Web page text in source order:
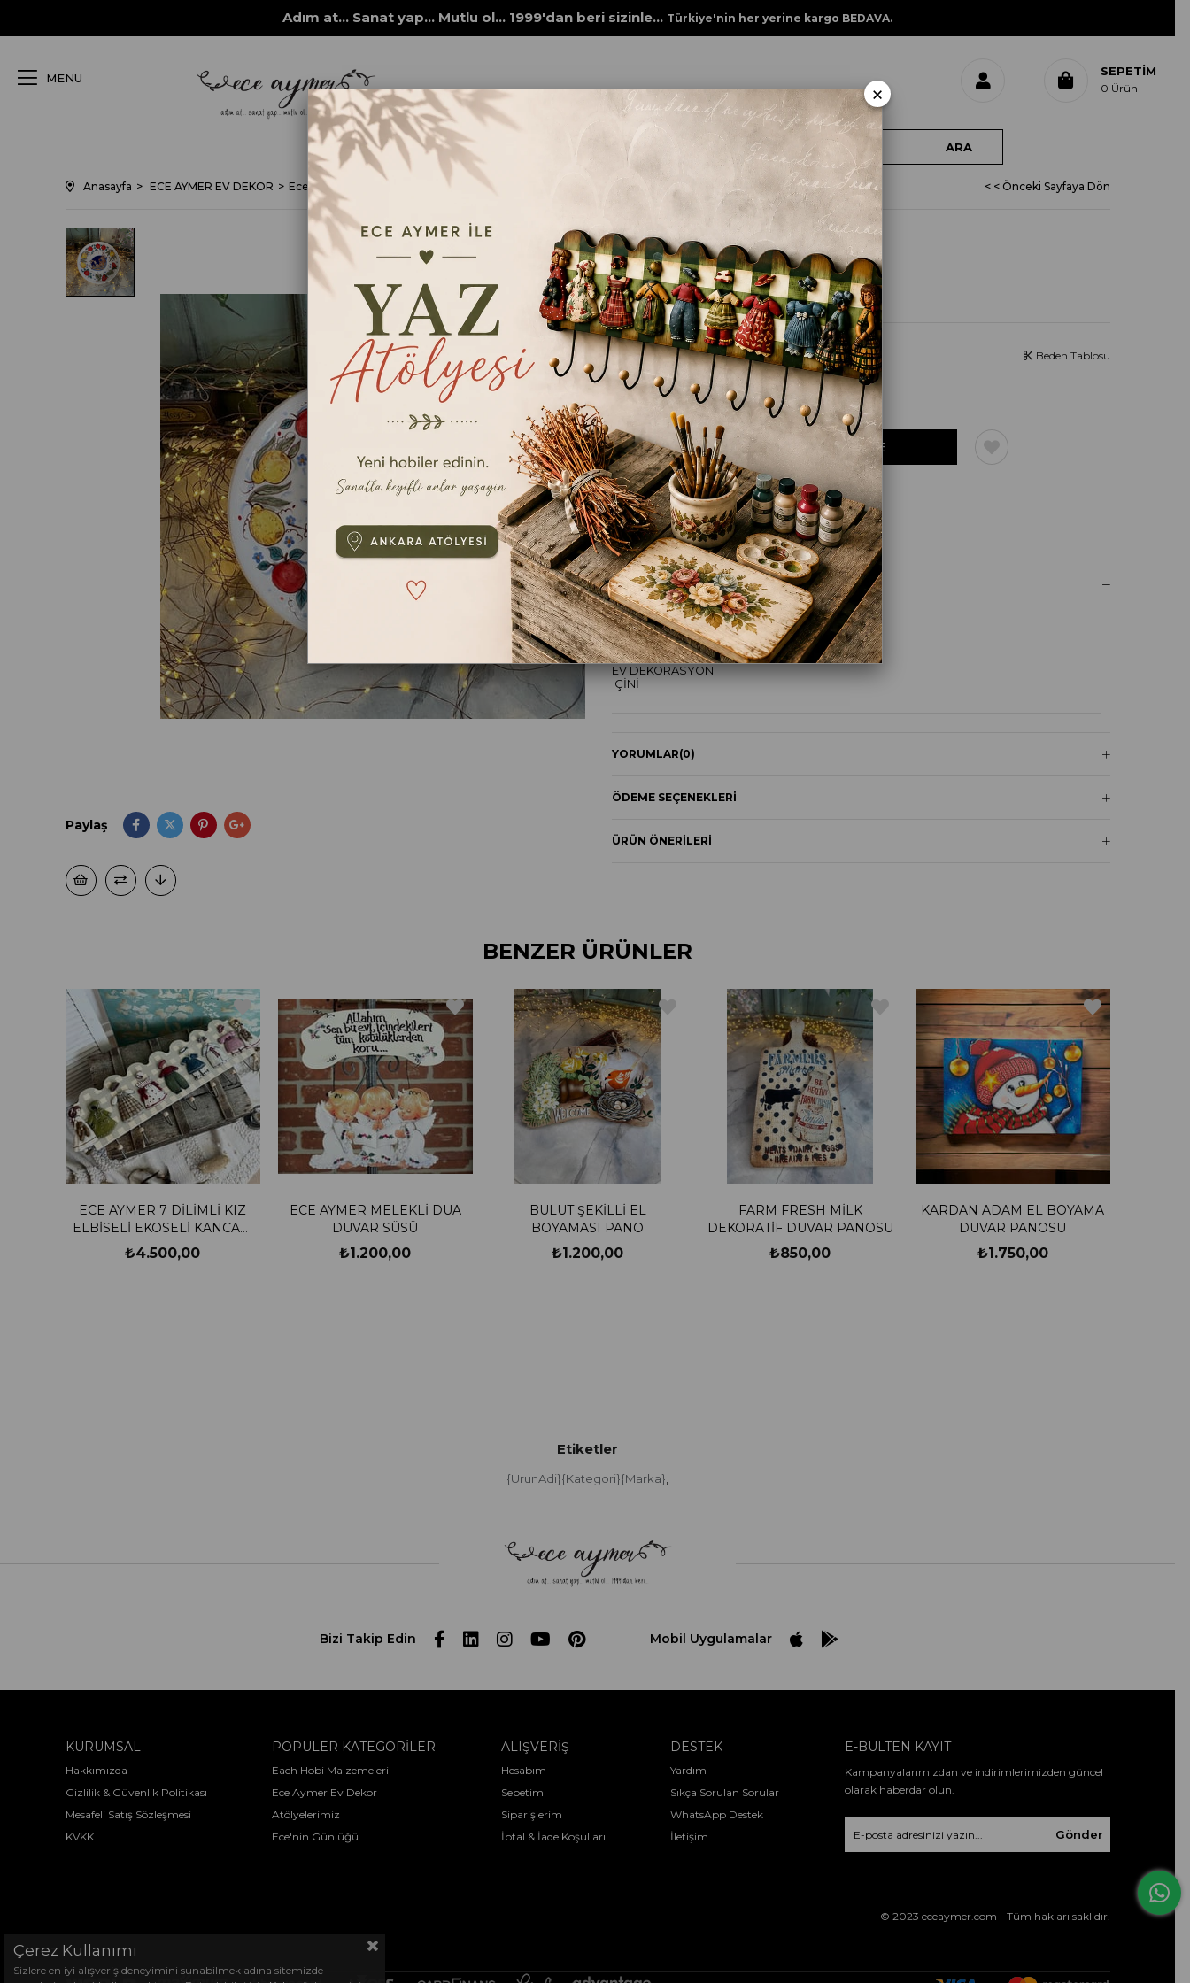
Adım at... Sanat yap... Mutlu ol... 1999'dan beri sizinle... Türkiye'nin her yerine kargo BEDAVA.
MENU SEPETIM
0 Ürün
Anasayfa ECE AYMER EV DEKOR Ece Aymer Ev Dekor Ürünleri HAMAK DESENLİ ÇİNİ TABAK < < Önceki Sayfaya Dön
Paylaş
HAMAK DESENLİ ÇİNİ TABAK
₺1.850,00
ebat
25X25
Beden Tablosu
TAVSIYE ET YORUM YAZ
ÜRÜN ÖZELLIKLERI
DUVAR TABAĞI
SUNUM TABAĞI
YEMEK TABAĞI
DEKORASYON
EV DEKORASYON
ÇİNİ
YORUMLAR(0)
ÖDEME SEÇENEKLERI
ÜRÜN ÖNERILERI
BENZER ÜRÜNLER
ECE AYMER 7 DİLİMLİ KIZ
ELBİSELİ EKOSELİ KANCALI
ASKILIK
₺4.500,00
ECE AYMER MELEKLİ DUA
DUVAR SÜSÜ
₺1.200,00
BULUT ŞEKİLLİ EL
BOYAMASI PANO
₺1.200,00
FARM FRESH MİLK
DEKORATİF DUVAR PANOSU
₺850,00
KARDAN ADAM EL BOYAMA
DUVAR PANOSU
₺1.750,00
Etiketler
{UrunAdi}{Kategori}{Marka},
Bizi Takip Edin Mobil Uygulamalar
KURUMSAL
Hakkımızda
Gizlilik & Güvenlik Politikası
Mesafeli Satış Sözleşmesi
KVKK
POPÜLER KATEGORİLER
Each Hobi Malzemeleri
Ece Aymer Ev Dekor
Atölyelerimiz
Ece'nin Günlüğü
ALIŞVERİŞ
Hesabım
Sepetim
Siparişlerim
İptal & İade Koşulları
DESTEK
Yardım
Sıkça Sorulan Sorular
WhatsApp Destek
İletişim
E-BÜLTEN KAYIT
Kampanyalarımızdan ve indirimlerimizden güncel
olarak haberdar olun.
Gönder
© 2023 eceaymer.com - Tüm hakları saklıdır.
Çerez Kullanımı
Sizlere en iyi alışveriş deneyimini sunabilmek adına sitemizde
×